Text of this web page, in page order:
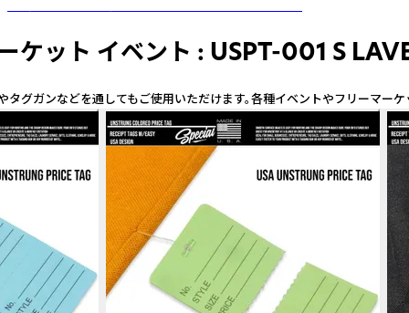
ケット イベント : USPT-001 S
ガンなどを通してもご使用いただけます。各種イベントやフリ